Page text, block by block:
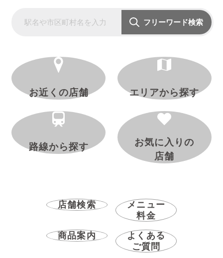
フリーワード検索
お近くの店舗 エリアから探す
路線から探す
お気に入りの
店舗
店舗検索
メニュー
料金
商品案内
よくある
ご質問